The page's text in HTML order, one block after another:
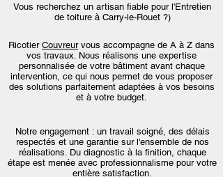
Vous recherchez un artisan fiable pour l'Entretien
de toiture à Carry-le-Rouet ?)
Ricotier Couvreur vous accompagne de A à Z dans
vos travaux. Nous réalisons une expertise
personnalisée de votre bâtiment avant chaque
intervention, ce qui nous permet de vous proposer
des solutions parfaitement adaptées à vos besoins
et à votre budget.
Notre engagement : un travail soigné, des délais
respectés et une garantie sur l'ensemble de nos
réalisations. Du diagnostic à la finition, chaque
étape est menée avec professionnalisme pour votre
entière satisfaction.